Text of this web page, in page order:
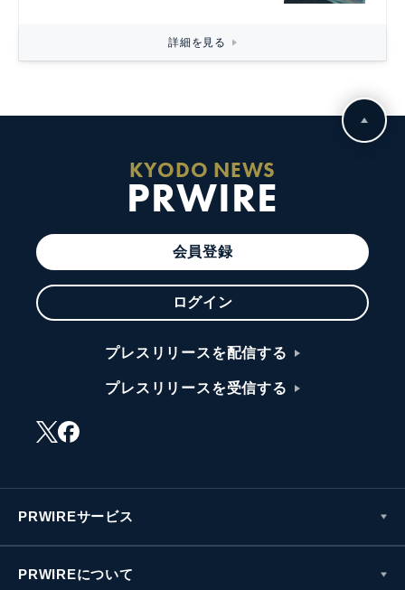
詳細を見る
KYODO NEWS
PRWIRE
会員登録
ログイン
プレスリリースを配信する
プレスリリースを受信する
PRWIREサービス
PRWIREについて